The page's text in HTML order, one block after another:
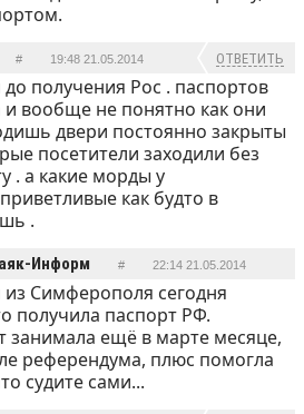
# 19:48 21.05.2014 ОТВЕТИТЬ
получения Рос . паспортов
вообще не понятно как они
двери постоянно закрыты
посетители заходили без
. а какие морды у
как будто в
.
Информ # 22:14 21.05.2014
ОТВЕТИТЬ
Симферополя сегодня
получила паспорт РФ.
занимала ещё в марте месяце,
референдума, плюс помогла
судите сами...